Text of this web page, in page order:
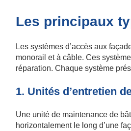
Les principaux
Les systèmes d’accès aux
monorail et à câble. Ces
réparation. Chaque système
1. Unités d’entretien
Une unité de maintenance de
horizontalement le long d’une